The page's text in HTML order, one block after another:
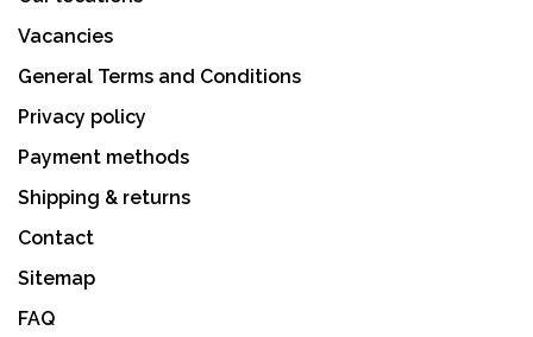
Vacancies
General Terms and Conditions
Privacy policy
Payment methods
Shipping & returns
Contact
Sitemap
FAQ